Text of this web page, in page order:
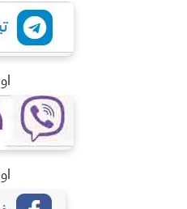
او
او